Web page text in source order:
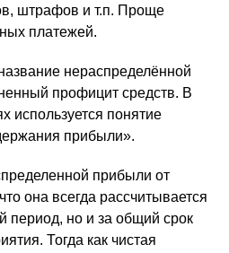
штрафов и т.п. Проще
платежей.
нераспределённой
профицит средств. В
используется понятие
прибыли».
прибыли от
она всегда рассчитывается
период, но и за общий срок
Тогда как чистая